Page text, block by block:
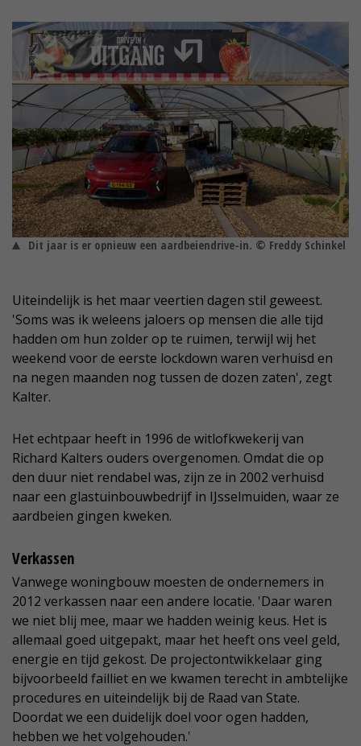
Dit jaar is er opnieuw een aardbeiendrive-in. © Freddy Schinkel
Uiteindelijk is het maar veertien dagen stil geweest.
'Soms was ik weleens jaloers op mensen die alle tijd
hadden om hun zolder op te ruimen, terwijl wij het
weekend voor de eerste lockdown waren verhuisd en
na negen maanden nog tussen de dozen zaten', zegt
Kalter.
Het echtpaar heeft in 1996 de witlofkwekerij van
Richard Kalters ouders overgenomen. Omdat die op
den duur niet rendabel was, zijn ze in 2002 verhuisd
naar een glastuinbouwbedrijf in IJsselmuiden, waar ze
aardbeien gingen kweken.
Verkassen
Vanwege woningbouw moesten de ondernemers in
2012 verkassen naar een andere locatie. 'Daar waren
we niet blij mee, maar we hadden weinig keus. Het is
allemaal goed uitgepakt, maar het heeft ons veel geld,
energie en tijd gekost. De projectontwikkelaar ging
bijvoorbeeld failliet en we kwamen terecht in ambtelijke
procedures en uiteindelijk bij de Raad van State.
Doordat we een duidelijk doel voor ogen hadden,
hebben we het volgehouden.'